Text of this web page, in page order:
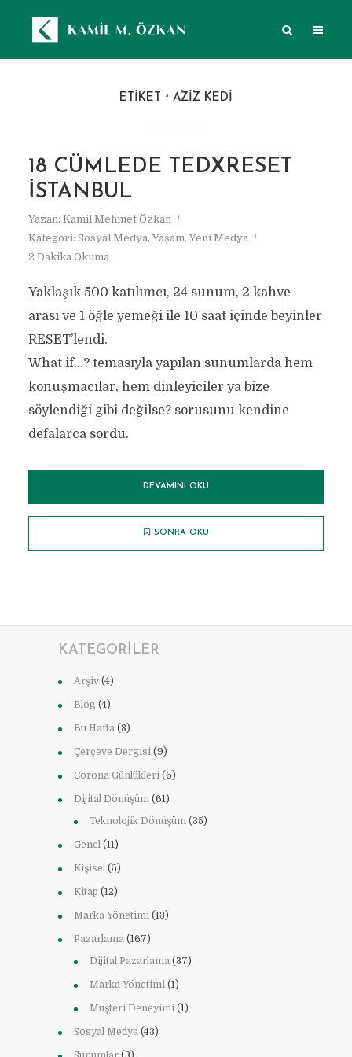
ETIKET AZIZ KEDI
18 CÜMLEDE TEDXRESET
İSTANBUL
Yazan: Kamil Mehmet Özkan
Kategori: Sosyal Medya, Yaşam, Yeni Medya
2 Dakika Okuma
Yaklaşık 500 katılımcı, 24 sunum, 2 kahve
arası ve 1 öğle yemeği ile 10 saat içinde beyinler
RESET’lendi.
What if...? temasıyla yapılan sunumlarda hem
konuşmacılar, hem dinleyiciler ya bize
söylendiği gibi değilse? sorusunu kendine
defalarca sordu.
DEVAMINI OKU
SONRA OKU
KATEGORILER
Arşiv (4)
Blog (4)
Bu Hafta (3)
Çerçeve Dergisi (9)
Corona Günlükleri (6)
Dijital Dönüşüm (61)
Teknolojik Dönüşüm (35)
Genel (11)
Kişisel (5)
Kitap (12)
Marka Yönetimi (13)
Pazarlama (167)
Dijital Pazarlama (37)
Marka Yönetimi (1)
Müşteri Deneyimi (1)
Sosyal Medya (43)